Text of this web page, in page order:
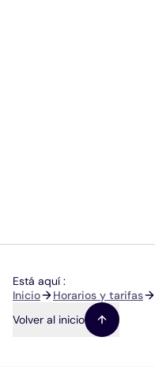
Está aquí :
Ruta
navegación
Inicio Horarios y tarifas
Volver al inicio